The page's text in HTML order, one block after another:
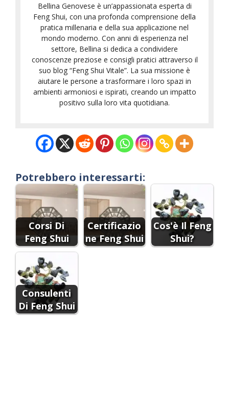
Bellina Genovese è un’appassionata esperta di
Feng Shui, con una profonda comprensione della
pratica millenaria e della sua applicazione nel
mondo moderno. Con anni di esperienza nel
settore, Bellina si dedica a condividere
conoscenze preziose e consigli pratici attraverso il
suo blog “Feng Shui Vitale”. La sua missione è
aiutare le persone a trasformare i loro spazi in
ambienti armoniosi e ispirati, creando un impatto
positivo sulla loro vita quotidiana.
Potrebbero interessarti:
Corsi Di
Feng Shui
Certificazio
ne Feng Shui
Cos'è Il Feng
Shui?
Consulenti
Di Feng Shui